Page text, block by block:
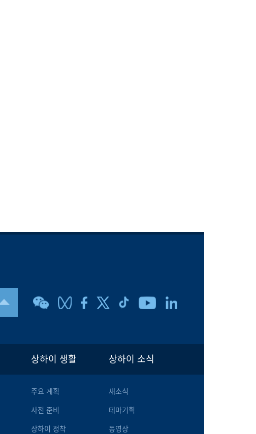
상하이 생활
주요 계획
사전 준비
상하이 정착
상하이 소식
새소식
테마기획
동영상